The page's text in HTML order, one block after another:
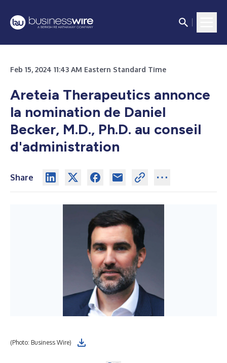
Feb 15, 2024 11:43 AM Eastern Standard Time
Areteia Therapeutics annonce
la nomination de Daniel
Becker, M.D., Ph.D. au conseil
d'administration
Share
(Photo: Business Wire)